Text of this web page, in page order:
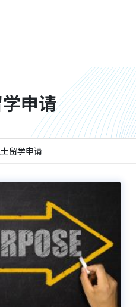
申请
留学申请